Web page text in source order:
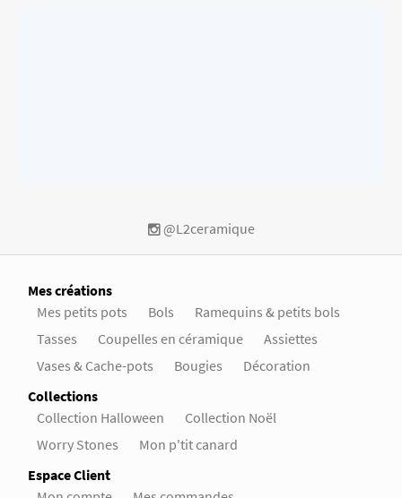
@L2ceramique
Mes créations
Mes petits pots
Bols
Ramequins & petits bols
Tasses
Coupelles en céramique
Assiettes
Vases & Cache-pots
Bougies
Décoration
Collections
Collection Halloween
Collection Noël
Worry Stones
Mon p'tit canard
Espace Client